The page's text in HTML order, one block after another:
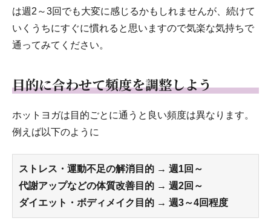
は週2～3回でも大変に感じるかもしれませんが、続けて
いくうちにすぐに慣れると思いますので気楽な気持ちで
通ってみてください。
目的に合わせて頻度を調整しよう
ホットヨガは目的ごとに通うと良い頻度は異なります。
例えば以下のように
ストレス・運動不足の解消目的 → 週1回～
代謝アップなどの体質改善目的 → 週2回～
ダイエット・ボディメイク目的 → 週3～4回程度